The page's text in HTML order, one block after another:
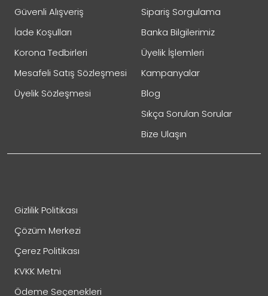
Sipariş Sorgulama
Banka Bilgilerimiz
Üyelik İşlemleri
Kampanyalar
Blog
Sıkça Sorulan Sorular
Bize Ulaşın
Güvenli Alışveriş
İade Koşulları
Korona Tedbirleri
Mesafeli Satış Sözleşmesi
Üyelik Sözleşmesi
Gizlilik Politikası
Çözüm Merkezi
Çerez Politikası
KVKK Metni
Ödeme Seçenekleri